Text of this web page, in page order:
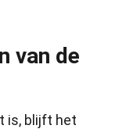
van de
is, blijft het